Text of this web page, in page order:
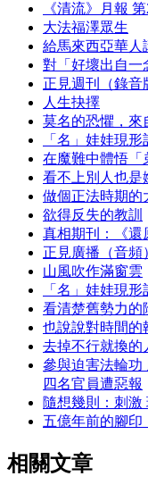
《清流》月報
大法福澤眾生
給馬來西亞華人
對「好壞出自一
正見週刊（錄音
人生抉擇
莫名的恐懼，來
「名」娃娃現形
在魔難中體悟「
看不上別人也是
做個正法時期的
欲得反失的教訓
真相期刊：《還
正見廣播（音頻
山風吹作滿窗雲
「名」娃娃現形
看清楚舊勢力的
也說說對時間的
去掉不行就換的
參與迫害法輪功
四名官員遭惡報
隨想幾則：刺激
五億年前的腳印
相關文章